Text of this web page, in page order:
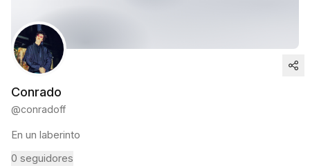
Conrado
@conradoff
En un laberinto
0 seguidores